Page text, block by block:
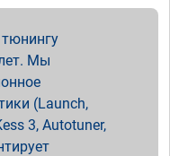
Мы
(Launch,
3, Autotuner,